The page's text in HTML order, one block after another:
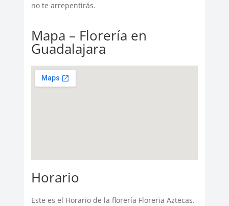
no te arrepentirás.
Mapa – Florería en
Guadalajara
Horario
Este es el Horario de la florería Floreria Aztecas.